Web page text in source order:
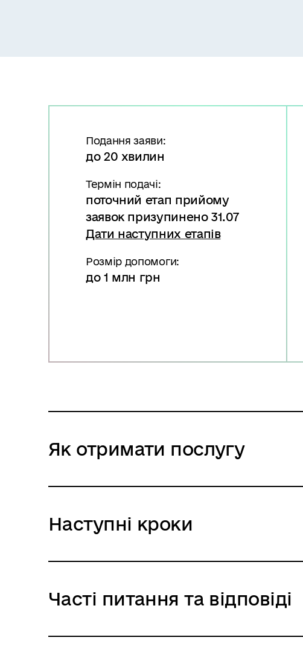
Подання заяви:
до 20 хвилин
Термін подачі:
поточний етап прийому
заявок призупинено 31.07
Дати наступних етапів
Розмір допомоги:
до 1 млн грн
Як отримати послугу
Наступні кроки
Часті питання та відповіді